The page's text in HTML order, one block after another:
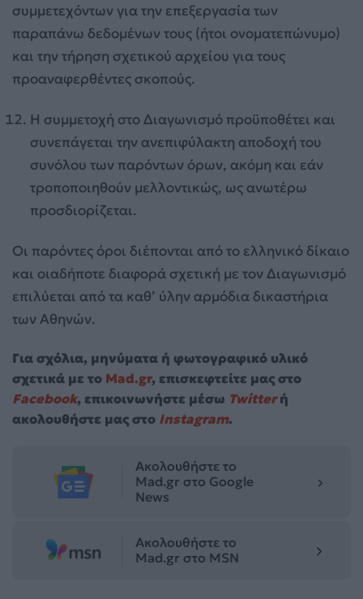
συμμετεχόντων για την επεξεργασία των
παραπάνω δεδομένων τους (ήτοι ονοματεπώνυμο)
και την τήρηση σχετικού αρχείου για τους
προαναφερθέντες σκοπούς.
Η συμμετοχή στο Διαγωνισμό προϋποθέτει και
συνεπάγεται την ανεπιφύλακτη αποδοχή του
συνόλου των παρόντων όρων, ακόμη και εάν
τροποποιηθούν μελλοντικώς, ως ανωτέρω
προσδιορίζεται.
Οι παρόντες όροι διέπονται από το ελληνικό δίκαιο
και οιαδήποτε διαφορά σχετική με τον Διαγωνισμό
επιλύεται από τα καθ’ ύλην αρμόδια δικαστήρια
των Αθηνών.
Για σχόλια, μηνύματα ή φωτογραφικό υλικό
σχετικά με το Mad.gr, επισκεφτείτε μας στο
Facebook, επικοινωνήστε μέσω Twitterή
ακολουθήστε μας στο Instagram.
Ακολουθήστε το
Mad.gr στο Google
News
Ακολουθήστε το
Mad.gr στο MSN